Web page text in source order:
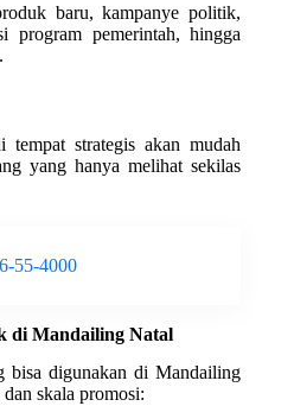
baru, kampanye politik,
program pemerintah, hingga
strategis akan mudah
yang hanya melihat sekilas
55-4000
di Mandailing Natal
bisa digunakan di Mandailing
skala promosi: